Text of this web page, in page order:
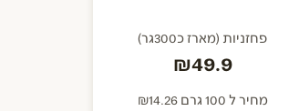
פחזניות (מארז כ300גר)
₪49.9
מחיר ל 100 גרם ₪14.26